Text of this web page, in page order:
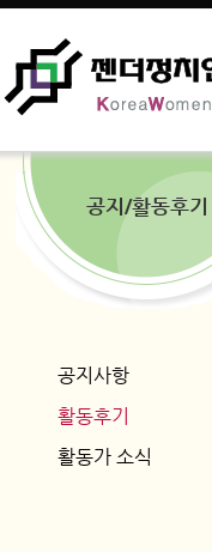
공지/활동후기
공지사항
활동후기
활동가 소식